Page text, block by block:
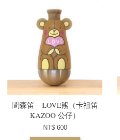
聞森笛 – LOVE熊（卡祖笛
KAZOO 公仔）
NT$ 600